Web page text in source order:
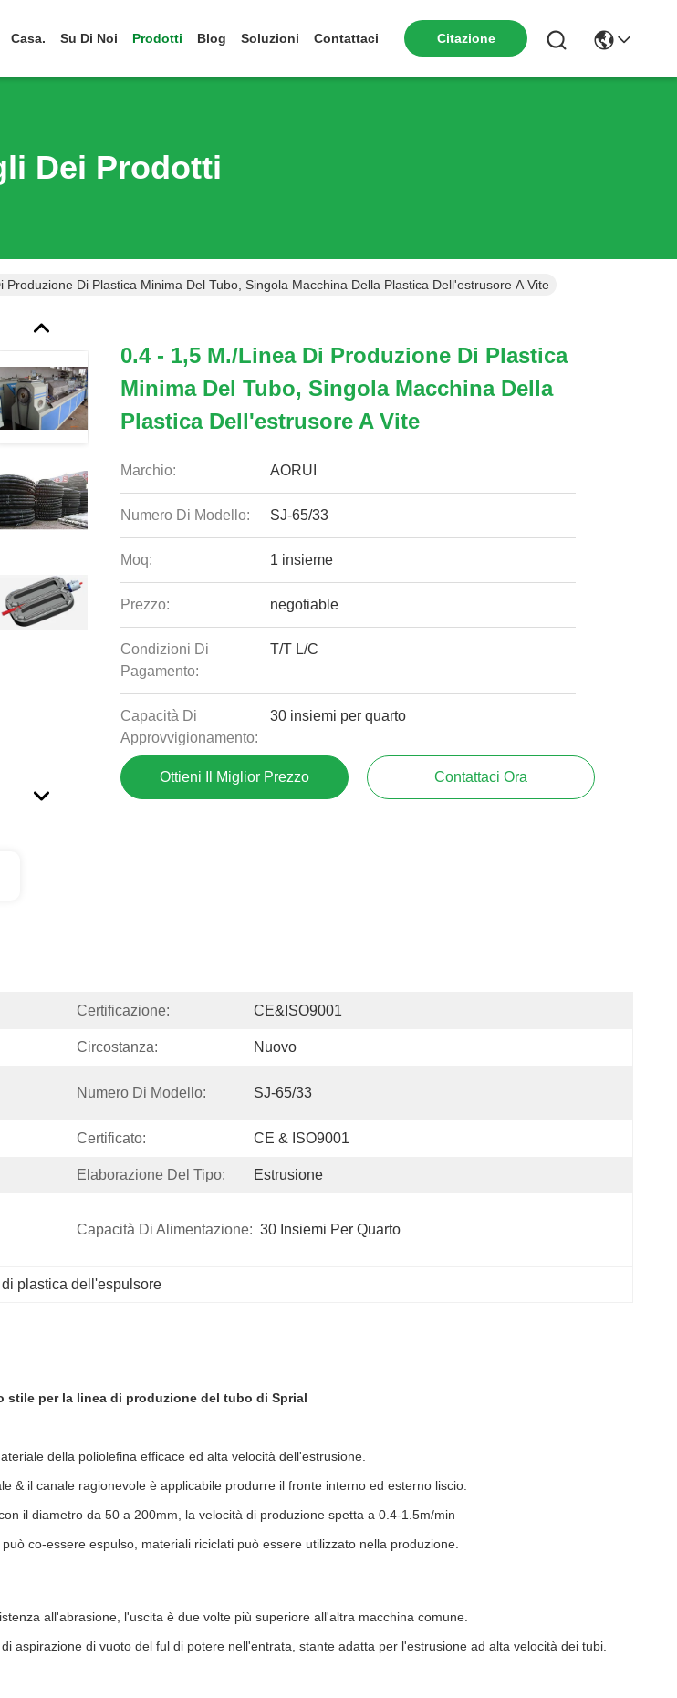
Casa. Su Di Noi Prodotti Blog Soluzioni Contattaci Citazione
Dei Prodotti
Di Plastica Minima Del Tubo, Singola Macchina Della Plastica Dell'estrusore A Vite
0.4 - 1,5 M./linea Di Produzione Di Plastica
Minima Del Tubo, Singola Macchina Della
Plastica Dell'estrusore A Vite
Marchio: AORUI
Numero Di Modello: SJ-65/33
Moq: 1 insieme
Prezzo: negotiable
Condizioni Di
Pagamento:
T/T L/C
Capacità Di
Approvvigionamento:
30 insiemi per quarto
Ottieni Il Miglior Prezzo Contattaci Ora
Certificazione: CE&ISO9001
Circostanza: Nuovo
Numero Di Modello: SJ-65/33
Certificato: CE & ISO9001
Elaborazione Del Tipo: Estrusione
Capacità Di Alimentazione: 30 Insiemi Per Quarto
plastica dell'espulsore
per la linea di produzione del tubo di Sprial
della poliolefina efficace ed alta velocità dell'estrusione.
& il canale ragionevole è applicabile produrre il fronte interno ed esterno liscio.
il diametro da 50 a 200mm, la velocità di produzione spetta a 0.4-1.5m/min
co-essere espulso, materiali riciclati può essere utilizzato nella produzione.
all'abrasione, l'uscita è due volte più superiore all'altra macchina comune.
di vuoto del ful di potere nell'entrata, stante adatta per l'estrusione ad alta velocità dei tubi.